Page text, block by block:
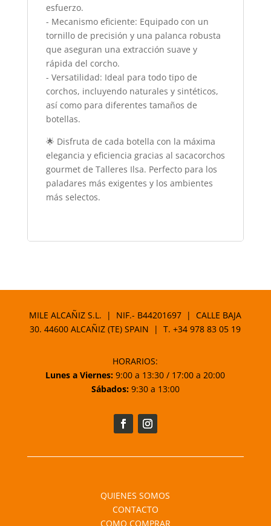
esfuerzo.
- Mecanismo eficiente: Equipado con un
tornillo de precisión y una palanca robusta
que aseguran una extracción suave y
rápida del corcho.
- Versatilidad: Ideal para todo tipo de
corchos, incluyendo naturales y sintéticos,
así como para diferentes tamaños de
botellas.
🌟 Disfruta de cada botella con la máxima
elegancia y eficiencia gracias al sacacorchos
gourmet de Talleres Ilsa. Perfecto para los
paladares más exigentes y los ambientes
más selectos.
MILE ALCAÑIZ S.L. | NIF.- B44201697 | CALLE BAJA
30. 44600 ALCAÑIZ (TE) SPAIN | T.+34 978 83 05 19
HORARIOS:
Lunes a Viernes: 9:00 a 13:30 / 17:00 a 20:00
Sábados:9:30 a 13:00
QUIENES SOMOS
CONTACTO
COMO COMPRAR